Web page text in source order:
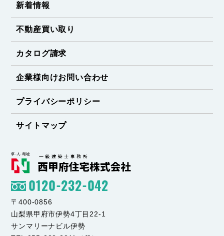
新着情報
不動産買い取り
カタログ請求
企業様向けお問い合わせ
プライバシーポリシー
サイトマップ
0120-232-042
〒400-0856
山梨県甲府市伊勢4丁目22-1
サンマリーナビル伊勢